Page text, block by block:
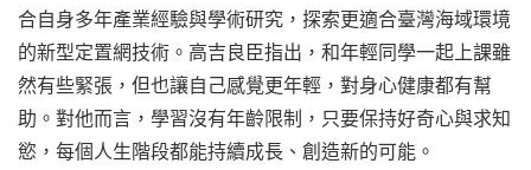
合自身多年產業經驗與學術研究，探索更適合臺灣海域環境
的新型定置網技術。高吉良臣指出，和年輕同學一起上課雖
然有些緊張，但也讓自己感覺更年輕，對身心健康都有幫
助。對他而言，學習沒有年齡限制，只要保持好奇心與求知
慾，每個人生階段都能持續成長、創造新的可能。